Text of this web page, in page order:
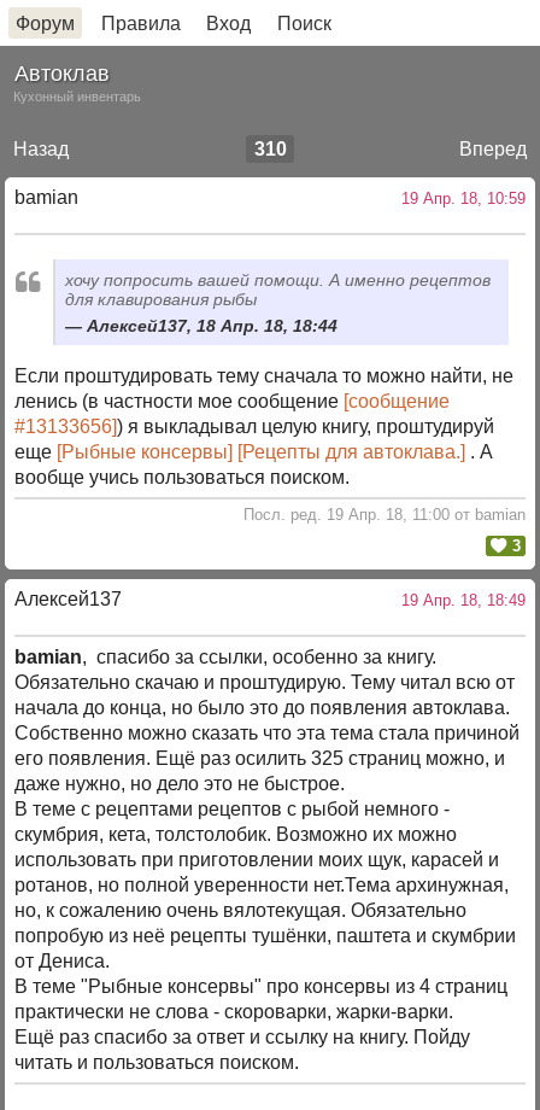
Форум Правила Вход Поиск
Автоклав
Кухонный инвентарь
Назад Вперед
310
bamian 19 Апр. 18, 10:59
хочу попросить вашей помощи. А именно рецептов
для клавирования рыбы
Алексей137, 18 Апр. 18, 18:44
Если проштудировать тему сначала то можно найти, не
ленись (в частности мое сообщение [сообщение
#13133656]) я выкладывал целую книгу, проштудируй
еще [Рыбные консервы] [Рецепты для автоклава.] . А
вообще учись пользоваться поиском.
Посл. ред. 19 Апр. 18, 11:00 от bamian
3
Алексей137 19 Апр. 18, 18:49
bamian, спасибо за ссылки, особенно за книгу.
Обязательно скачаю и проштудирую. Тему читал всю от
начала до конца, но было это до появления автоклава.
Собственно можно сказать что эта тема стала причиной
его появления. Ещё раз осилить 325 страниц можно, и
даже нужно, но дело это не быстрое.
В теме с рецептами рецептов с рыбой немного -
скумбрия, кета, толстолобик. Возможно их можно
использовать при приготовлении моих щук, карасей и
ротанов, но полной уверенности нет.Тема архинужная,
но, к сожалению очень вялотекущая. Обязательно
попробую из неё рецепты тушёнки, паштета и скумбрии
от Дениса.
В теме "Рыбные консервы" про консервы из 4 страниц
практически не слова - скороварки, жарки-варки.
Ещё раз спасибо за ответ и ссылку на книгу. Пойду
читать и пользоваться поиском.